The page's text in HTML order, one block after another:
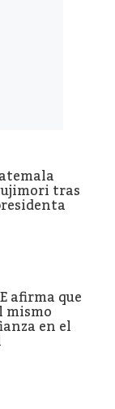
tras
afirma que
mismo
en el